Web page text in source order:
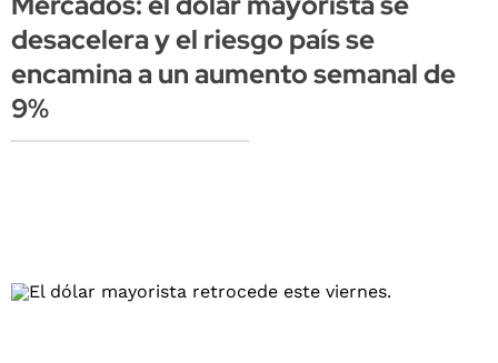
desacelera y el riesgo país se
encamina a un aumento semanal de
9%